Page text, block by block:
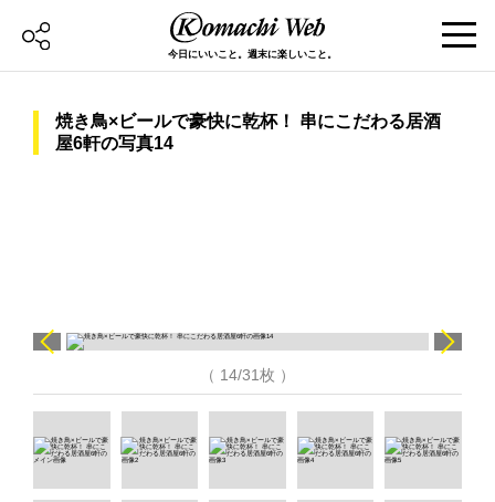
今日にいいこと。週末に楽しいこと。
焼き鳥×ビールで豪快に乾杯！ 串にこだわる居酒
屋6軒の写真14
（ 14/31枚 ）